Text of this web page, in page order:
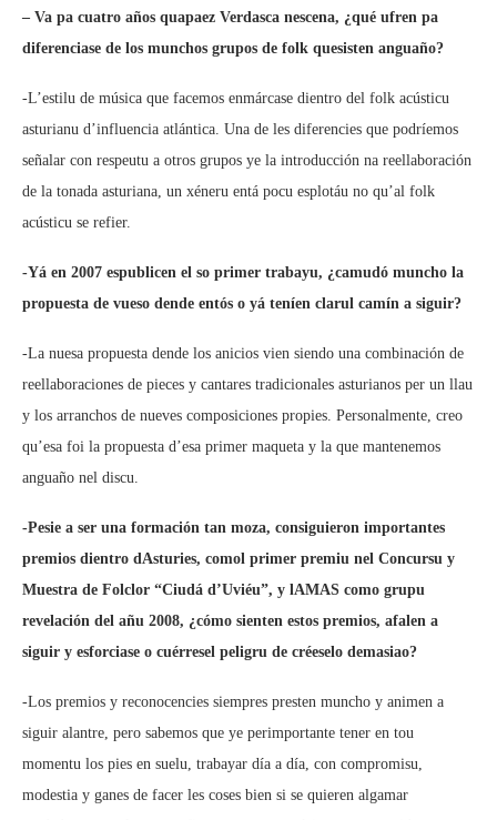
– Va pa cuatro años quapaez Verdasca nescena, ¿qué ufren pa
diferenciase de los munchos grupos de folk quesisten anguaño?
-L’estilu de música que facemos enmárcase dientro del folk acústicu
asturianu d’influencia atlántica. Una de les diferencies que podríemos
señalar con respeutu a otros grupos ye la introducción na reellaboración
de la tonada asturiana, un xéneru entá pocu esplotáu no qu’al folk
acústicu se refier.
-Yá en 2007 espublicen el so primer trabayu, ¿camudó muncho la
propuesta de vueso dende entós o yá teníen clarul camín a siguir?
-La nuesa propuesta dende los anicios vien siendo una combinación de
reellaboraciones de pieces y cantares tradicionales asturianos per un llau
y los arranchos de nueves composiciones propies. Personalmente, creo
qu’esa foi la propuesta d’esa primer maqueta y la que mantenemos
anguaño nel discu.
-Pesie a ser una formación tan moza, consiguieron importantes
premios dientro dAsturies, comol primer premiu nel Concursu y
Muestra de Folclor “Ciudá d’Uviéu”, y lAMAS como grupu
revelación del añu 2008, ¿cómo sienten estos premios, afalen a
siguir y esforciase o cuérresel peligru de créeselo demasiao?
-Los premios y reconocencies siempres presten muncho y animen a
siguir alantre, pero sabemos que ye perimportante tener en tou
momentu los pies en suelu, trabayar día a día, con compromisu,
modestia y ganes de facer les coses bien si se quieren algamar